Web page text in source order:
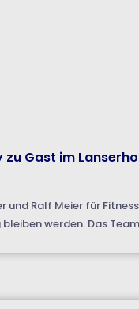
zu Gast im
und Ralf Meier für
werden. Das